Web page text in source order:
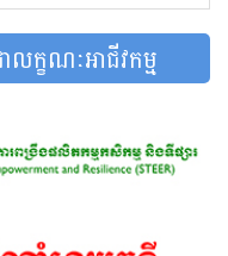
លក្ខណៈអាជីវកម្ម